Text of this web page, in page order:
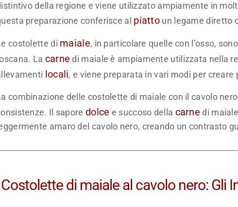
della regione e viene utilizzato ampiamente in
preparazione conferisce al piatto un legame diretto
costolette di maiale, in particolare quelle con l’osso,
La carne di maiale è ampiamente utilizzata nella
locali, e viene preparata in vari modi per creare
combinazione delle costolette di maiale con il cavolo
Il sapore dolce e succoso della carne di
amaro del cavolo nero, creando un contrasto
Costolette di maiale al cavolo nero: Gli